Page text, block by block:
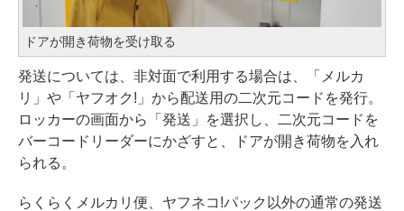
ドアが開き荷物を受け取る
発送については、非対面で利用する場合は、「メルカ
リ」や「ヤフオク!」から配送用の二次元コードを発行。
ロッカーの画面から「発送」を選択し、二次元コードを
バーコードリーダーにかざすと、ドアが開き荷物を入れ
られる。
らくらくメルカリ便、ヤフネコ!パック以外の通常の発送